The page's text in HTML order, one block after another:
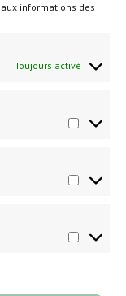
informations des
Toujours activé